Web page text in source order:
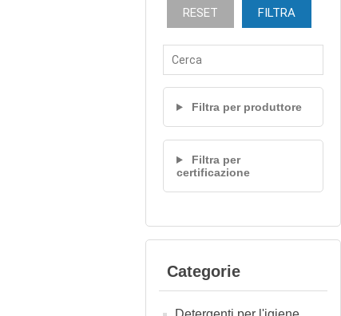
RESET FILTRA
Filtra per produttore
Filtra per
certificazione
Categorie